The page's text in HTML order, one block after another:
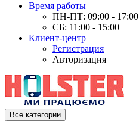
Время работы
ПН-ПТ: 09:00 - 17:00
СБ: 11:00 - 15:00
Клиент-центр
Регистрация
Авторизация
Все категории